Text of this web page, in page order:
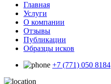
Главная
Услуги
О компании
Отзывы
Публикации
Образцы исков
+7 (771) 050 8184